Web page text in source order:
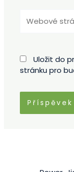
stránky
Uložit do
stránku pro